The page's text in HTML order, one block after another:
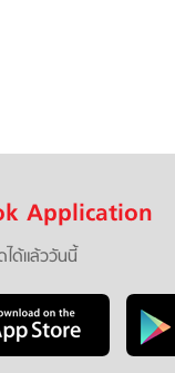
Application
ได้แล้ววันนี้